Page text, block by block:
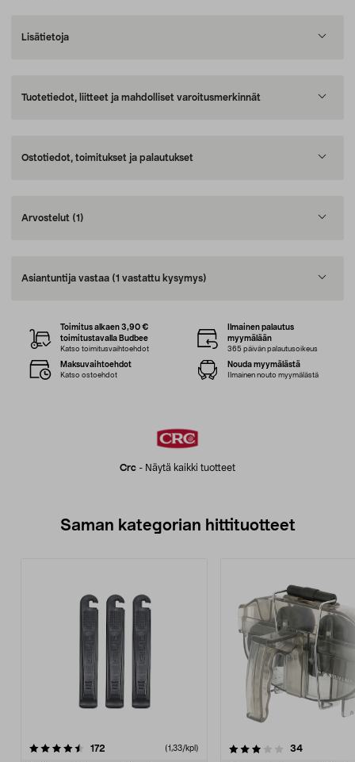
Lisätietoja
Tuotetiedot, liitteet ja mahdolliset varoitusmerkinnät
Ostotiedot, toimitukset ja palautukset
Arvostelut (1)
Asiantuntija vastaa (1 vastattu kysymys)
Crc - Näytä kaikki tuotteet
Toimitus alkaen 3,90 €
toimitustavalla Budbee
Katso toimitusvaihtoehdot
Ilmainen palautus
myymälään
365 päivän palautusoikeus
Maksuvaihtoehdot
Katso ostoehdot
Nouda myymälästä
Ilmainen nouto myymälästä
Saman kategorian hittituotteet
172 (1,33/kpl)
3.5 viidestä
34arvostelut
5.0 viidestä